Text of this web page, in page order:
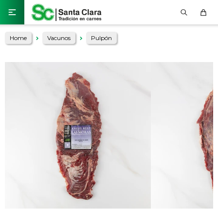

Home Vacunos Pulpón